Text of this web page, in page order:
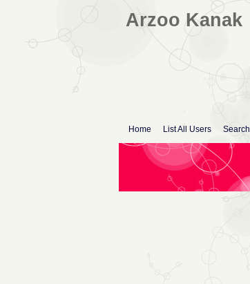
Arzoo Kanak
Home List All Users Search